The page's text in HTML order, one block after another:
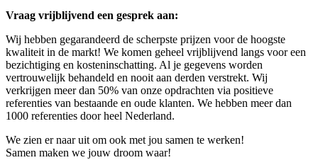
Vraag vrijblijvend een gesprek aan:
Wij hebben gegarandeerd de scherpste prijzen voor de hoogste
kwaliteit in de markt! We komen geheel vrijblijvend langs voor een
bezichtiging en kosteninschatting. Al je gegevens worden
vertrouwelijk behandeld en nooit aan derden verstrekt. Wij
verkrijgen meer dan 50% van onze opdrachten via positieve
referenties van bestaande en oude klanten. We hebben meer dan
1000 referenties door heel Nederland.
We zien er naar uit om ook met jou samen te werken!
Samen maken we jouw droom waar!